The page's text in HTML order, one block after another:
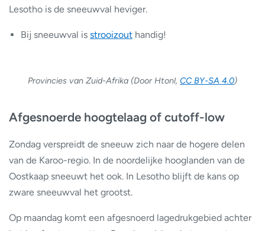
Lesotho is de sneeuwval heviger.
Bij sneeuwval is strooizout handig!
Provincies van Zuid-Afrika (Door Htonl, CC BY-SA 4.0)
Afgesnoerde hoogtelaag of cutoff-low
Zondag verspreidt de sneeuw zich naar de hogere delen
van de Karoo-regio. In de noordelijke hooglanden van de
Oostkaap sneeuwt het ook. In Lesotho blijft de kans op
zware sneeuwval het grootst.
Op maandag komt een afgesnoerd lagedrukgebied achter